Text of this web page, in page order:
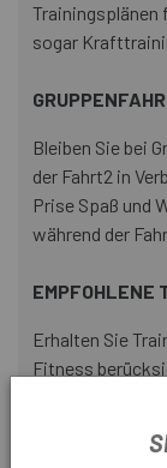
Trainingsplänen
sogar
Bleiben Sie bei
der Fahrt2 in
Prise Spaß und
während der
EMPFOHLENE
Erhalten Sie
Fitness
Verwendung